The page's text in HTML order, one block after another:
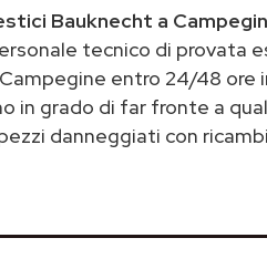
Bauknecht a
tecnico di provata
entro 24/48 ore
in grado di far fronte a
danneggiati con